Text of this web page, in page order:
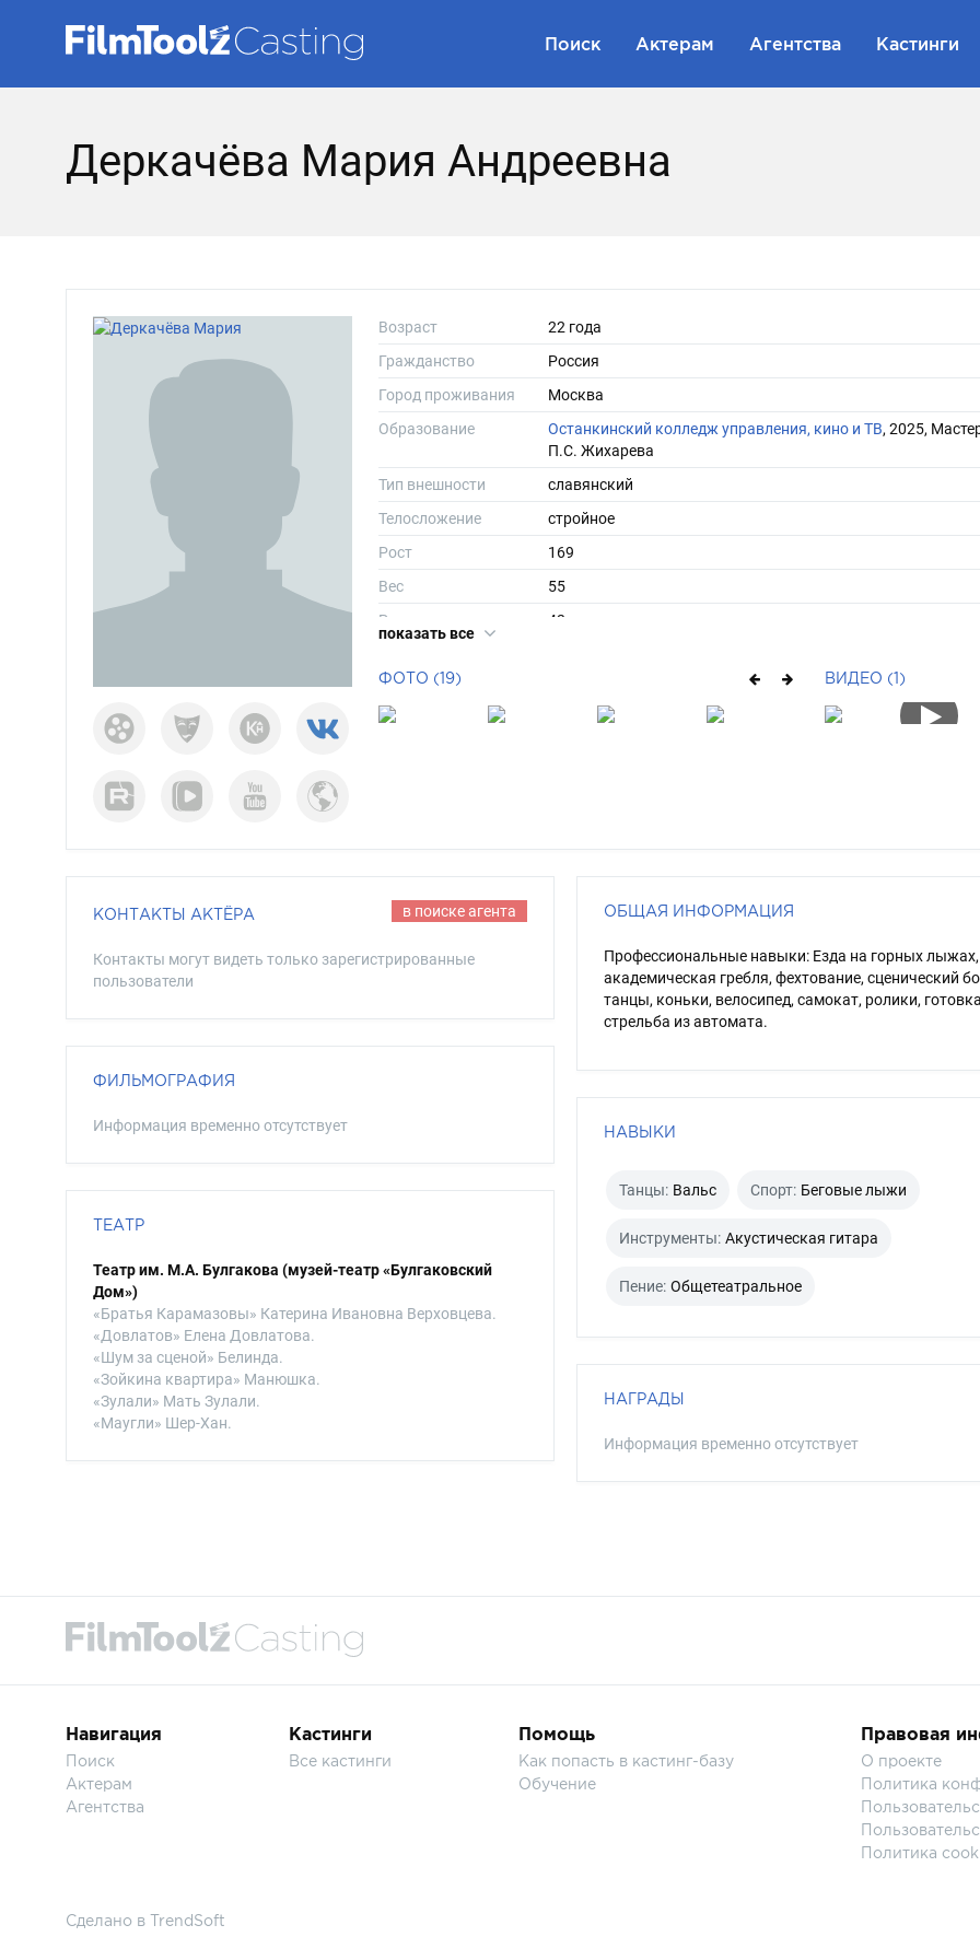
Поиск Актерам Агентства Кастинги
Деркачёва Мария Андреевна
Возраст
22 года
Гражданство
Россия
Город проживания
Москва
Образование
Останкинский колледж управления, кино и ТВ, 2025,
П.С. Жихарева
Тип внешности
славянский
Телосложение
стройное
Рост
169
Вес
55
Размер одежды
42
Длина волос
Цвет волос
рыжий
показать все
ФОТО (19) ВИДЕО (1)
КОНТАКТЫ АКТЁРА в поиске агента
Контакты могут видеть только зарегистрированные
пользователи
ФИЛЬМОГРАФИЯ
Информация временно отсутствует
ТЕАТР
Театр им. М.А. Булгакова (музей-театр «Булгаковский
Дом»)
«Братья Карамазовы» Катерина Ивановна Верховцева.
«Довлатов» Елена Довлатова.
«Шум за сценой» Белинда.
«Зойкина квартира» Манюшка.
«Зулали» Мать Зулали.
«Маугли» Шер-Хан.
ОБЩАЯ ИНФОРМАЦИЯ
Профессиональные навыки: Езда на горных лыжах,
академическая гребля, фехтование, сценический
танцы, коньки, велосипед, самокат, ролики,
стрельба из автомата.
НАВЫКИ
Танцы: Вальс Спорт: Беговые лыжи
Инструменты: Акустическая гитара
Пение: Общетеатральное
НАГРАДЫ
Информация временно отсутствует
Навигация
Поиск
Актерам
Агентства
Кастинги
Все кастинги
Помощь
Как попасть в кастинг-базу
Обучение
Правовая
О проекте
Политика
Политика
Сделано в TrendSoft